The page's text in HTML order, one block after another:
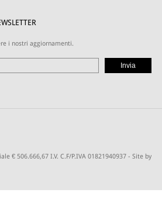
i nostri aggiornamenti.
€ 506.666,67 I.V. C.F/P.IVA 01821940937 - Site by